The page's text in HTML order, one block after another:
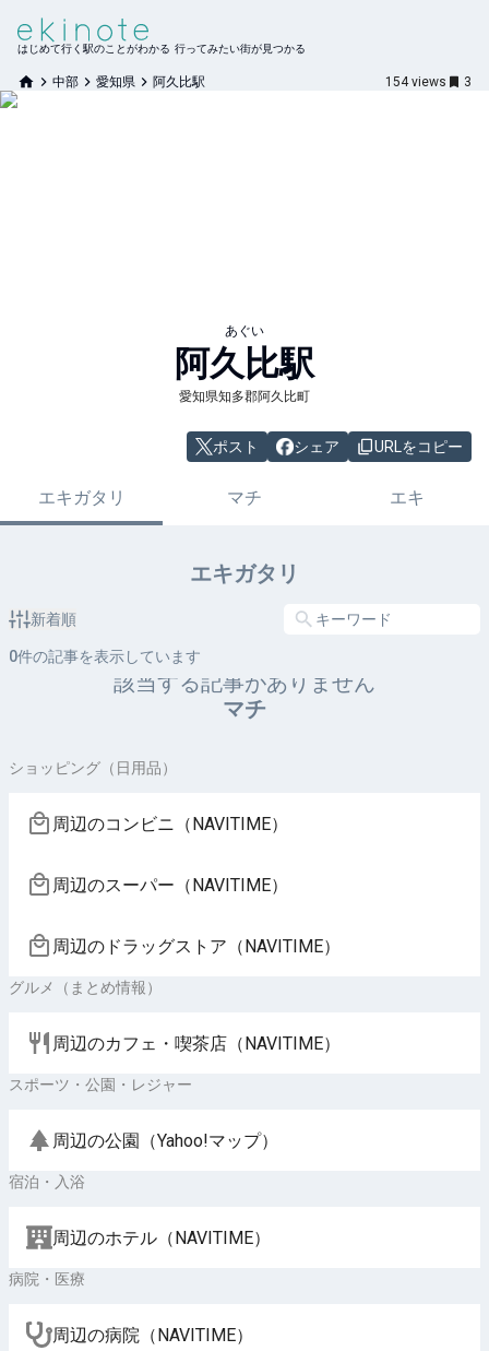
はじめて行く駅のことがわかる 行ってみたい街が見つかる
中部 愛知県 阿久比駅 154 views 3
あぐい
阿久比駅
愛知県知多郡阿久比町
ポスト シェア URLをコピー
エキガタリ マチ エキ
エキガタリ
新着順
0件の記事を表示しています
該当する記事がありません
マチ
ショッピング（日用品）
周辺のコンビニ（NAVITIME）
周辺のスーパー（NAVITIME）
周辺のドラッグストア（NAVITIME）
グルメ（まとめ情報）
周辺のカフェ・喫茶店（NAVITIME）
スポーツ・公園・レジャー
周辺の公園（Yahoo!マップ）
宿泊・入浴
周辺のホテル（NAVITIME）
病院・医療
周辺の病院（NAVITIME）